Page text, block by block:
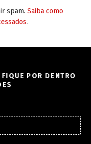
spam. Saiba como
.
POR DENTRO